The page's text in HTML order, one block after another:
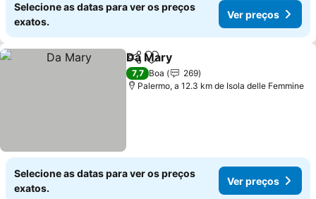
Selecione as datas para ver os preços
exatos.
Ver preços
PartilharAdicionar aos favoritos
Da Mary
7,7 Boa
269
Palermo, a 12.3 km de Isola delle Femmine
Selecione as datas para ver os preços
exatos.
Ver preços